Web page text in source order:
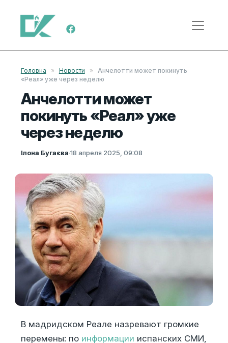
Перейти к содержимому
Меню навигации
Головна » Новости »
Анчелотти может покинуть
«Реал» уже через неделю
Анчелотти может
покинуть «Реал» уже
через неделю
Ілона Бугаєва·18 апреля 2025, 09:08
В мадридском Реале назревают громкие
перемены: по информации испанских СМИ,